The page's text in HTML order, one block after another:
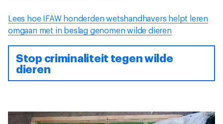
Lees hoe IFAW honderden wetshandhavers helpt leren
omgaan met in beslag genomen wilde dieren
Stop criminaliteit tegen wilde
dieren